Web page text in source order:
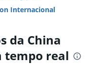
Internacional
da China
tempo real